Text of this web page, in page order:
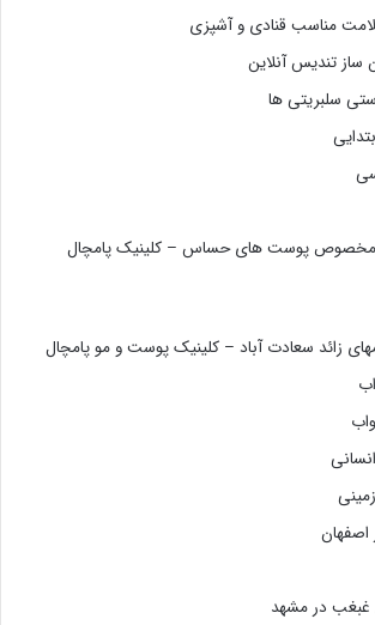
مناسب قنادی و آشپزی
ساز تندیس آنلاین
سلبریتی ها
مخصوص پوست های حساس – کلینیک پامچال
زائد سعادت آباد – کلینیک پوست و مو پامچال
غبغب در مشهد